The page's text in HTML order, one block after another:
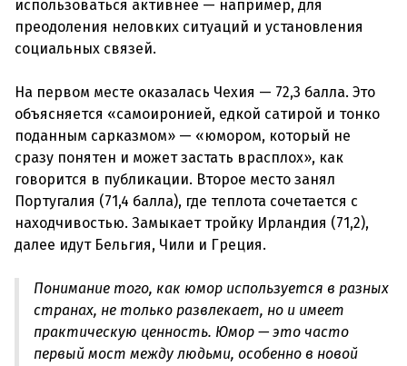
использоваться активнее — например, для
преодоления неловких ситуаций и установления
социальных связей.
На первом месте оказалась Чехия — 72,3 балла. Это
объясняется «самоиронией, едкой сатирой и тонко
поданным сарказмом» — «юмором, который не
сразу понятен и может застать врасплох», как
говорится в публикации. Второе место занял
Португалия (71,4 балла), где теплота сочетается с
находчивостью. Замыкает тройку Ирландия (71,2),
далее идут Бельгия, Чили и Греция.
Понимание того, как юмор используется в разных
странах, не только развлекает, но и имеет
практическую ценность. Юмор — это часто
первый мост между людьми, особенно в новой